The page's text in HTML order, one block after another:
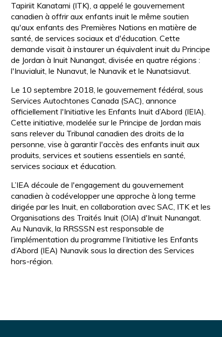
Tapiriit Kanatami (ITK), a appelé le gouvernement
canadien à offrir aux enfants inuit le même soutien
qu'aux enfants des Premières Nations en matière de
santé, de services sociaux et d'éducation. Cette
demande visait à instaurer un équivalent inuit du Principe
de Jordan à Inuit Nunangat, divisée en quatre régions :
l'Inuvialuit, le Nunavut, le Nunavik et le Nunatsiavut.
Le 10 septembre 2018, le gouvernement fédéral, sous
Services Autochtones Canada (SAC), annonce
officiellement l'Initiative les Enfants Inuit d’Abord (IEIA).
Cette initiative, modelée sur le Principe de Jordan mais
sans relever du Tribunal canadien des droits de la
personne, vise à garantir l'accès des enfants inuit aux
produits, services et soutiens essentiels en santé,
services sociaux et éducation.
L’IEA découle de l'engagement du gouvernement
canadien à codévelopper une approche à long terme
dirigée par les Inuit, en collaboration avec SAC, ITK et les
Organisations des Traités Inuit (OIA) d'Inuit Nunangat.
Au Nunavik, la RRSSSN est responsable de
l’implémentation du programme l’Initiative les Enfants
d’Abord (IEA) Nunavik sous la direction des Services
hors-région.